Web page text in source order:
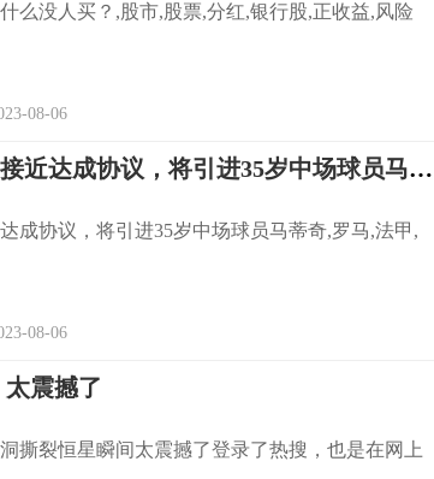
么没人买？,股市,股票,分红,银行股,正收益,风险
08-06
法媒：雷恩与罗马接近达成协议，将引进35岁中场球员马蒂奇
成协议，将引进35岁中场球员马蒂奇,罗马,法甲,
08-06
震撼了
撕裂恒星瞬间太震撼了登录了热搜，也是在网上